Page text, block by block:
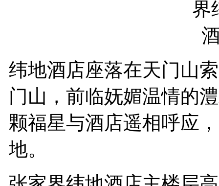
纬地酒店座落在天门山
门山，前临妩媚温情的
颗福星与酒店遥相呼应
地。